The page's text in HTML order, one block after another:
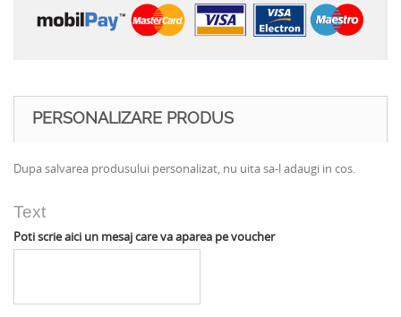
PERSONALIZARE PRODUS
Dupa salvarea produsului personalizat, nu uita sa-l adaugi in cos.
Text
Poti scrie aici un mesaj care va aparea pe voucher